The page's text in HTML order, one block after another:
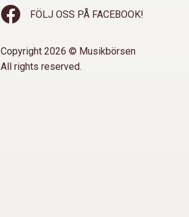
FÖLJ OSS PÅ FACEBOOK!
Copyright 2026 © Musikbörsen
All rights reserved.